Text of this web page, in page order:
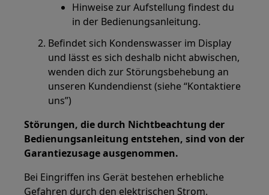
Hinweise zur Aufstellung findest du
in der Bedienungsanleitung.
Befindet sich Kondenswasser im Display
und lässt es sich deshalb nicht abwischen,
wenden dich zur Störungsbehebung an
unseren Kundendienst (siehe “Kontaktiere
uns”)
Störungen, die durch Nichtbeachtung der
Bedienungsanleitung entstehen, sind von der
Garantiezusage ausgenommen.
Bei Eingriffen ins Gerät bestehen erhebliche
Gefahren durch den elektrischen Strom.